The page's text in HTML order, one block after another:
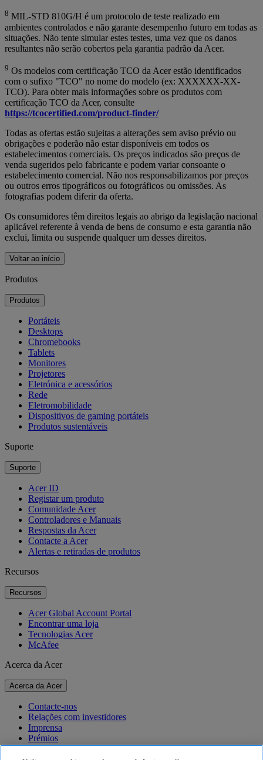
8 MIL-STD 810G/H é um protocolo de teste realizado em
ambientes controlados e não garante desempenho futuro em todas as
situações. Não tente simular estes testes, uma vez que os danos
resultantes não serão cobertos pela garantia padrão da Acer.
9 Os modelos com certificação TCO da Acer estão identificados
com o sufixo "TCO" no nome do modelo (ex: XXXXXX-XX-
TCO). Para obter mais informações sobre os produtos com
certificação TCO da Acer, consulte
https://tcocertified.com/product-finder/
Todas as ofertas estão sujeitas a alterações sem aviso prévio ou
obrigações e poderão não estar disponíveis em todos os
estabelecimentos comerciais. Os preços indicados são preços de
venda sugeridos pelo fabricante e podem variar consoante o
estabelecimento comercial. Não nos responsabilizamos por preços
ou outros erros tipográficos ou fotográficos ou omissões. As
fotografias podem diferir da oferta.
Os consumidores têm direitos legais ao abrigo da legislação nacional
aplicável referente à venda de bens de consumo e esta garantia não
exclui, limita ou suspende qualquer um desses direitos.
Voltar ao início
Produtos
Produtos
Portáteis
Desktops
Chromebooks
Tablets
Monitores
Projetores
Eletrónica e acessórios
Rede
Eletromobilidade
Dispositivos de gaming portáteis
Produtos sustentáveis
Suporte
Suporte
Acer ID
Registar um produto
Comunidade Acer
Controladores e Manuais
Respostas da Acer
Contacte a Acer
Alertas e retiradas de produtos
Recursos
Recursos
Acer Global Account Portal
Encontrar uma loja
Tecnologias Acer
McAfee
Acerca da Acer
Acerca da Acer
Contacte-nos
Relações com investidores
Imprensa
Prémios
Eventos